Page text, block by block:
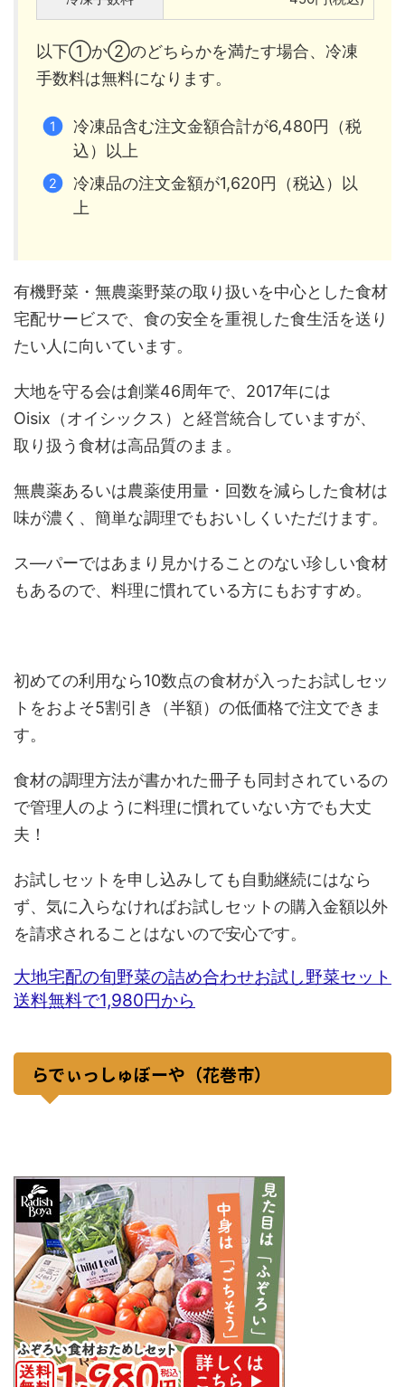
以下①か②のどちらかを満たす場合、冷凍
手数料は無料になります。
冷凍品含む注文金額合計が6,480円（税
込）以上
冷凍品の注文金額が1,620円（税込）以
上
有機野菜・無農薬野菜の取り扱いを中心とした食材
宅配サービスで、食の安全を重視した食生活を送り
たい人に向いています。
大地を守る会は創業46周年で、2017年には
Oisix（オイシックス）と経営統合していますが、
取り扱う食材は高品質のまま。
無農薬あるいは農薬使用量・回数を減らした食材は
味が濃く、簡単な調理でもおいしくいただけます。
ス―パーではあまり見かけることのない珍しい食材
もあるので、料理に慣れている方にもおすすめ。
初めての利用なら10数点の食材が入ったお試しセッ
トをおよそ5割引き（半額）の低価格で注文できま
す。
食材の調理方法が書かれた冊子も同封されているの
で管理人のように料理に慣れていない方でも大丈
夫！
お試しセットを申し込みしても自動継続にはなら
ず、気に入らなければお試しセットの購入金額以外
を請求されることはないので安心です。
大地宅配の旬野菜の詰め合わせお試し野菜セット
送料無料で1,980円から
らでぃっしゅぼーや（花巻市）